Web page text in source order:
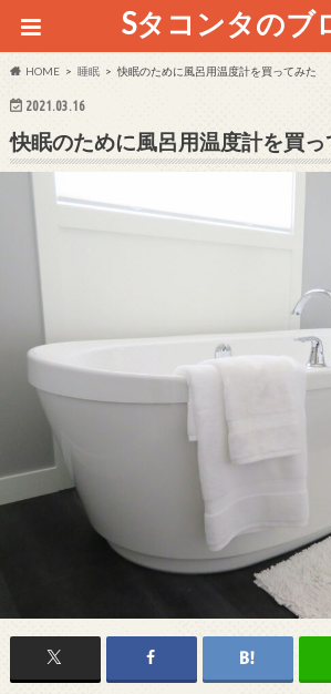
Sタコンタのブ
HOME 睡眠 快眠のために風呂用温度計を買ってみた
2021.03.16
快眠のために風呂用温度計を買っ